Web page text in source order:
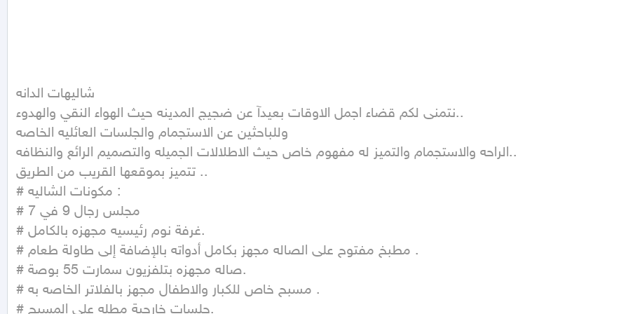
شاليهات الدانه
نتمنى لكم قضاء اجمل الاوقات بعيدآ عن ضجيج المدينه حيث الهواء النقي والهدوء..
وللباحثين عن الاستجمام والجلسات العائليه الخاصه
الراحه والاستجمام والتميز له مفهوم خاص حيث الاطلالات الجميله والتصميم الرائع والنظافه..
تتميز بموقعها القريب من الطريق ..
# مكونات الشاليه :
# مجلس رجال 9 في 7
# غرفة نوم رئيسيه مجهزه بالكامل.
# مطبخ مفتوح على الصاله مجهز بكامل أدواته بالإضافة إلى طاولة طعام .
# صاله مجهزه بتلفزيون سمارت 55 بوصة.
# مسبح خاص للكبار والاطفال مجهز بالفلاتر الخاصه به .
# جلسات خارجية مطله على المسبح.